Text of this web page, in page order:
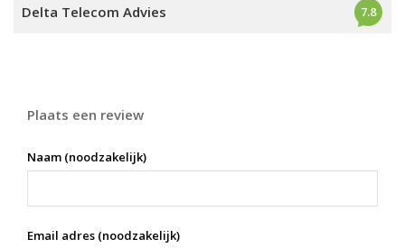
Delta Telecom Advies 7.8
Plaats een review
Naam (noodzakelijk)
Email adres (noodzakelijk)